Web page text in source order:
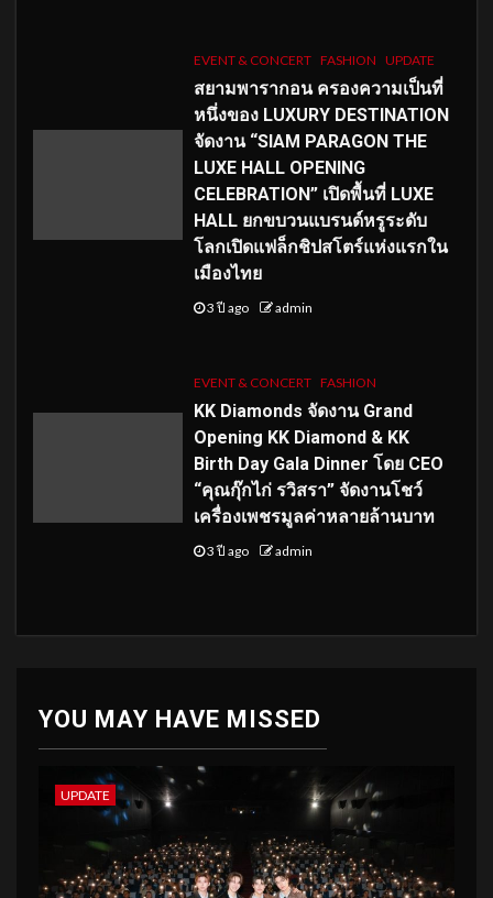
EVENT & CONCERT FASHION UPDATE
สยามพารากอน ครองความเป็นที่
หนึ่งของ LUXURY DESTINATION
จัดงาน “SIAM PARAGON THE
LUXE HALL OPENING
CELEBRATION” เปิดพื้นที่ LUXE
HALL ยกขบวนแบรนด์หรูระดับ
โลกเปิดแฟล็กชิปสโตร์แห่งแรกใน
เมืองไทย
3 ปี ago admin
EVENT & CONCERT FASHION
KK Diamonds จัดงาน Grand
Opening KK Diamond & KK
Birth Day Gala Dinner โดย CEO
“คุณกุ๊กไก่ รวิสรา” จัดงานโชว์
เครื่องเพชรมูลค่าหลายล้านบาท
3 ปี ago admin
YOU MAY HAVE MISSED
UPDATE